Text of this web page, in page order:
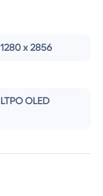
1280 x 2856
LTPO OLED